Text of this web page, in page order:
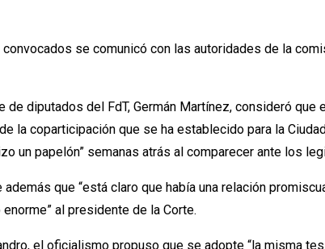
se comunicó con las autoridades de la
diputados del FdT, Germán Martínez, consideró que
la coparticipación que se ha establecido para la
un papelón” semanas atrás al comparecer ante los
que “está claro que había una relación
al presidente de la Corte.
el oficialismo propuso que se adopte “la misma